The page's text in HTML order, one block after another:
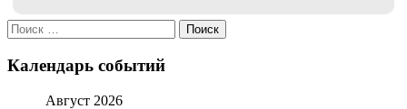
Искать:
Календарь событий
Август 2026